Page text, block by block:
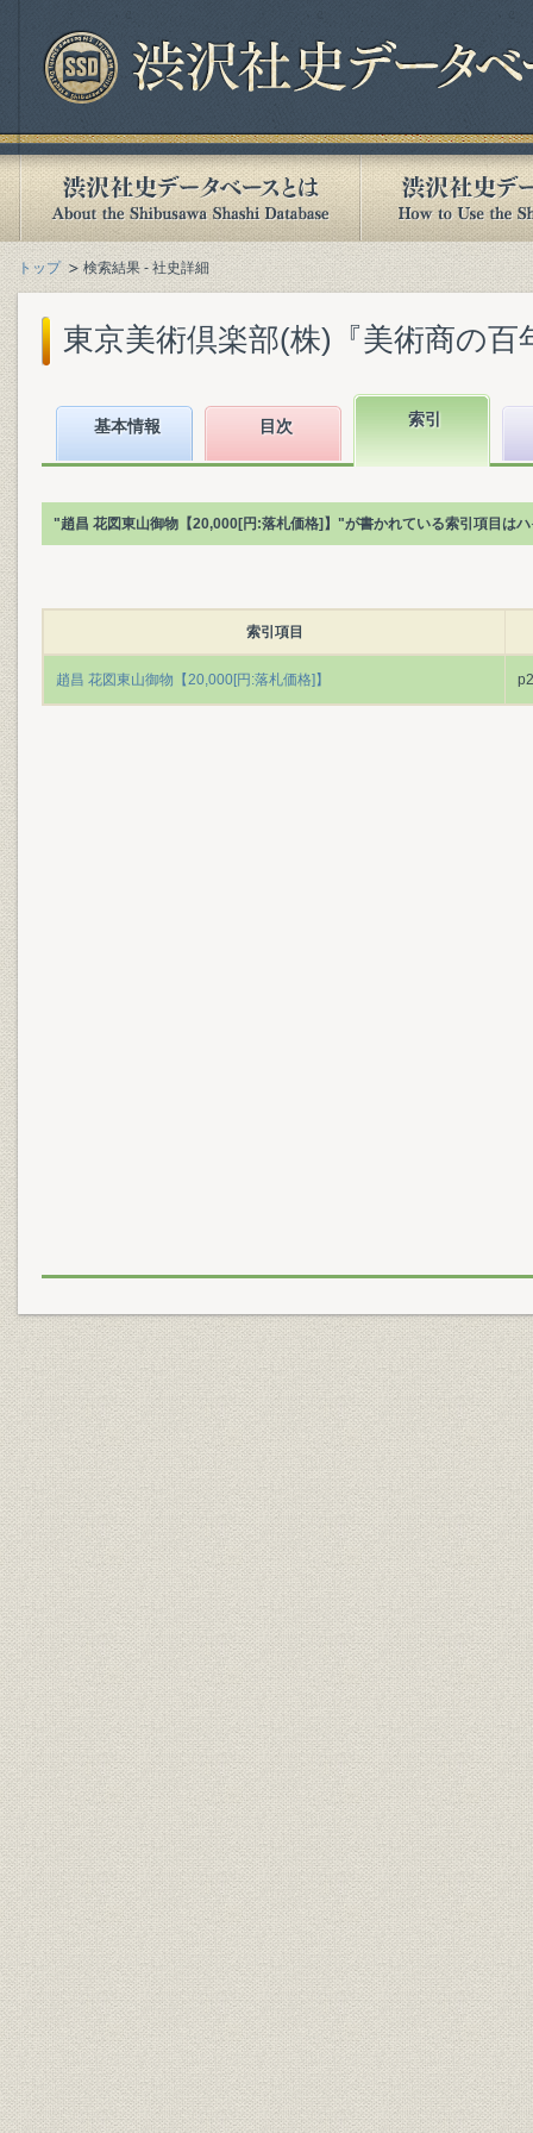
トップ 検索結果 - 社史詳細
東京美術倶楽部(株)『美術商の
基本情報 目次 索引
"趙昌 花図東山御物【20,000[円:落札価格]】"が書かれている索引項目は
索引項目
趙昌 花図東山御物【20,000[円:落札価格]】